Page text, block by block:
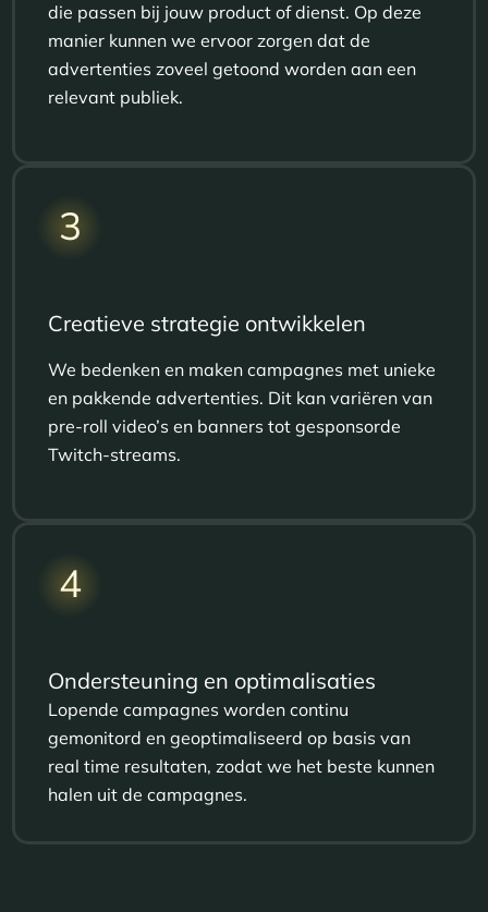
die passen bij jouw product of dienst. Op deze
manier kunnen we ervoor zorgen dat de
advertenties zoveel getoond worden aan een
relevant publiek.
3
Creatieve strategie ontwikkelen
We bedenken en maken campagnes met unieke
en pakkende advertenties. Dit kan variëren van
pre-roll video’s en banners tot gesponsorde
Twitch-streams.
4
Ondersteuning en optimalisaties
Lopende campagnes worden continu
gemonitord en geoptimaliseerd op basis van
real time resultaten, zodat we het beste kunnen
halen uit de campagnes.